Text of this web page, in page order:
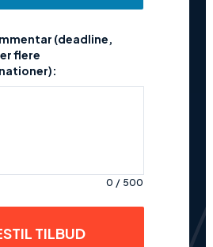
(deadline,
flere
0 / 500
TILBUD